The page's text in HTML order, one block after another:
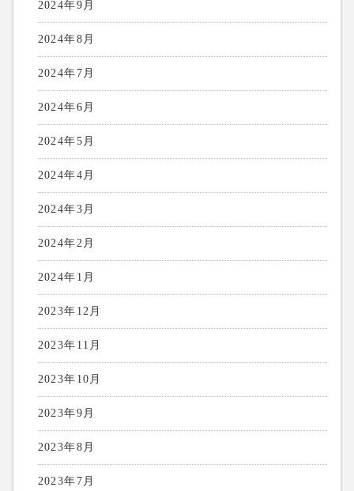
2024年9月
2024年8月
2024年7月
2024年6月
2024年5月
2024年4月
2024年3月
2024年2月
2024年1月
2023年12月
2023年11月
2023年10月
2023年9月
2023年8月
2023年7月